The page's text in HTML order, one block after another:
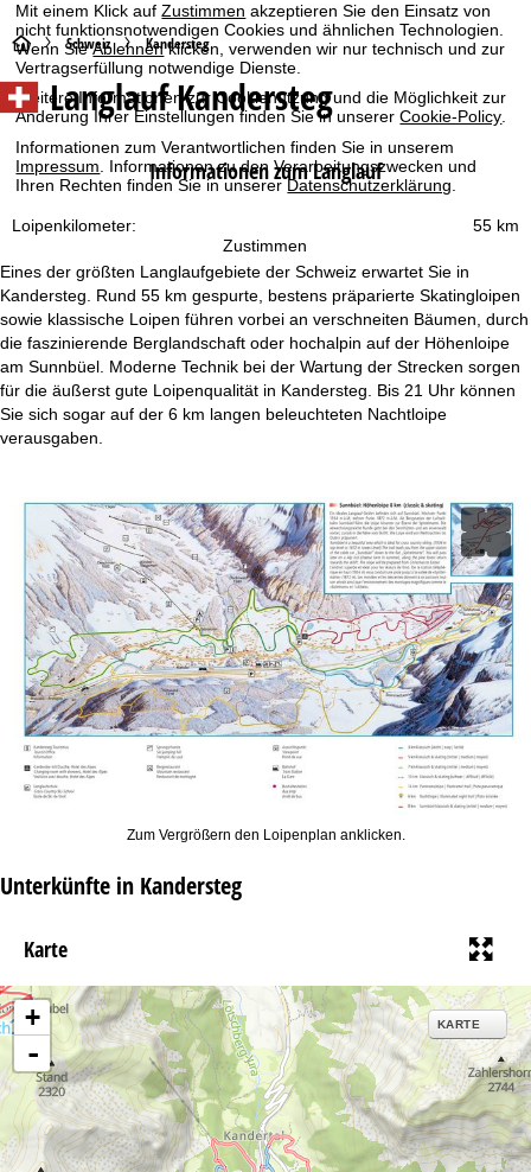
Mit einem Klick aufZustimmen akzeptieren Sie den Einsatz von
nicht funktionsnotwendigen Cookies und ähnlichen Technologien.
Wenn SieAblehnenklicken, verwenden wir nur technisch und zur
Vertragserfüllung notwendige Dienste.
Weitere Informationen zur Cookienutzung und die Möglichkeit zur
Änderung Ihrer Einstellungen finden Sie in unsererCookie-Policy
Informationen zum Verantwortlichen finden Sie in unserem
Impressum . Informationen zu den Verarbeitungszwecken und
Ihren Rechten finden Sie in unsererDatenschutzerklärung
Zustimmen
S
t
a
r
t
e
i
Schweiz Kandersteg
Langlauf Kandersteg
Informationen zum Langlauf
55 km
Loipenkilometer:
Eines der größten Langlaufgebiete der Schweiz erwartet Sie in
Kandersteg. Rund 55 km gespurte, bestens präparierte Skatingloipen
sowie klassische Loipen führen vorbei an verschneiten Bäumen, durch
die faszinierende Berglandschaft oder hochalpin auf der Höhenloipe
am Sunnbüel. Moderne Technik bei der Wartung der Strecken sorgen
für die äußerst gute Loipenqualität in Kandersteg. Bis 21 Uhr können
Sie sich sogar auf der 6 km langen beleuchteten Nachtloipe
verausgaben.
Zum Vergrößern den Loipenplan anklicken.
Unterkünfte in Kandersteg
Karte
+
-
KARTE